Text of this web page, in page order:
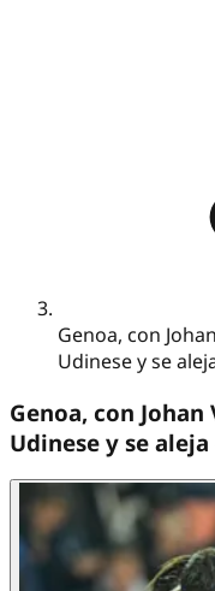
Genoa, con
Udinese y se
Genoa, con
Udinese y se